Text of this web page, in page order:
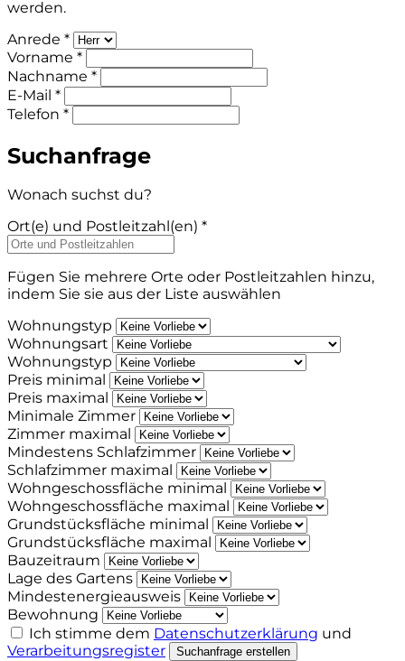
werden.
Anrede *
Vorname *
Nachname *
E-Mail *
Telefon *
Suchanfrage
Wonach suchst du?
Ort(e) und Postleitzahl(en) *
Fügen Sie mehrere Orte oder Postleitzahlen hinzu,
indem Sie sie aus der Liste auswählen
Wohnungstyp
Wohnungsart
Wohnungstyp
Preis minimal
Preis maximal
Minimale Zimmer
Zimmer maximal
Mindestens Schlafzimmer
Schlafzimmer maximal
Wohngeschossfläche minimal
Wohngeschossfläche maximal
Grundstücksfläche minimal
Grundstücksfläche maximal
Bauzeitraum
Lage des Gartens
Mindestenergieausweis
Bewohnung
Ich stimme dem Datenschutzerklärung und
Verarbeitungsregister
Suchanfrage erstellen